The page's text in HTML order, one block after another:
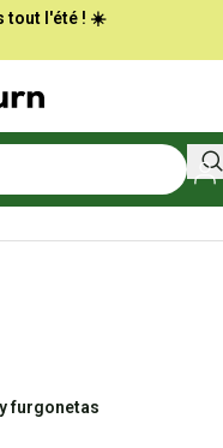
tout l'été ! ☀️
furgonetas